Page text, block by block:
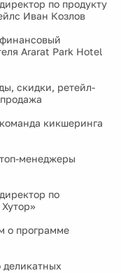
по продукту
Иван Козлов
Ararat Park Hotel
скидки, ретейл-
кикшеринга
менеджеры
по
о программе
деликатных